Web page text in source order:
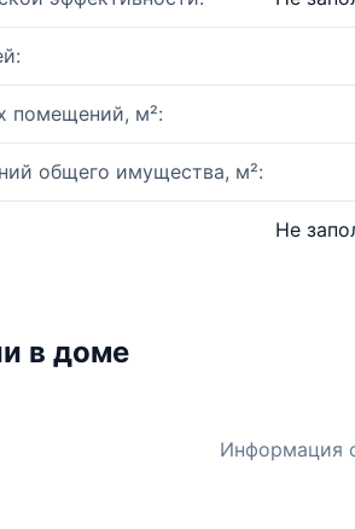
помещений, м²:
общего имущества, м²:
Не
в доме
Информация